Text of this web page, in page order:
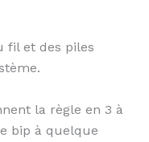
fil et des piles
la règle en 3 à
bip à quelque